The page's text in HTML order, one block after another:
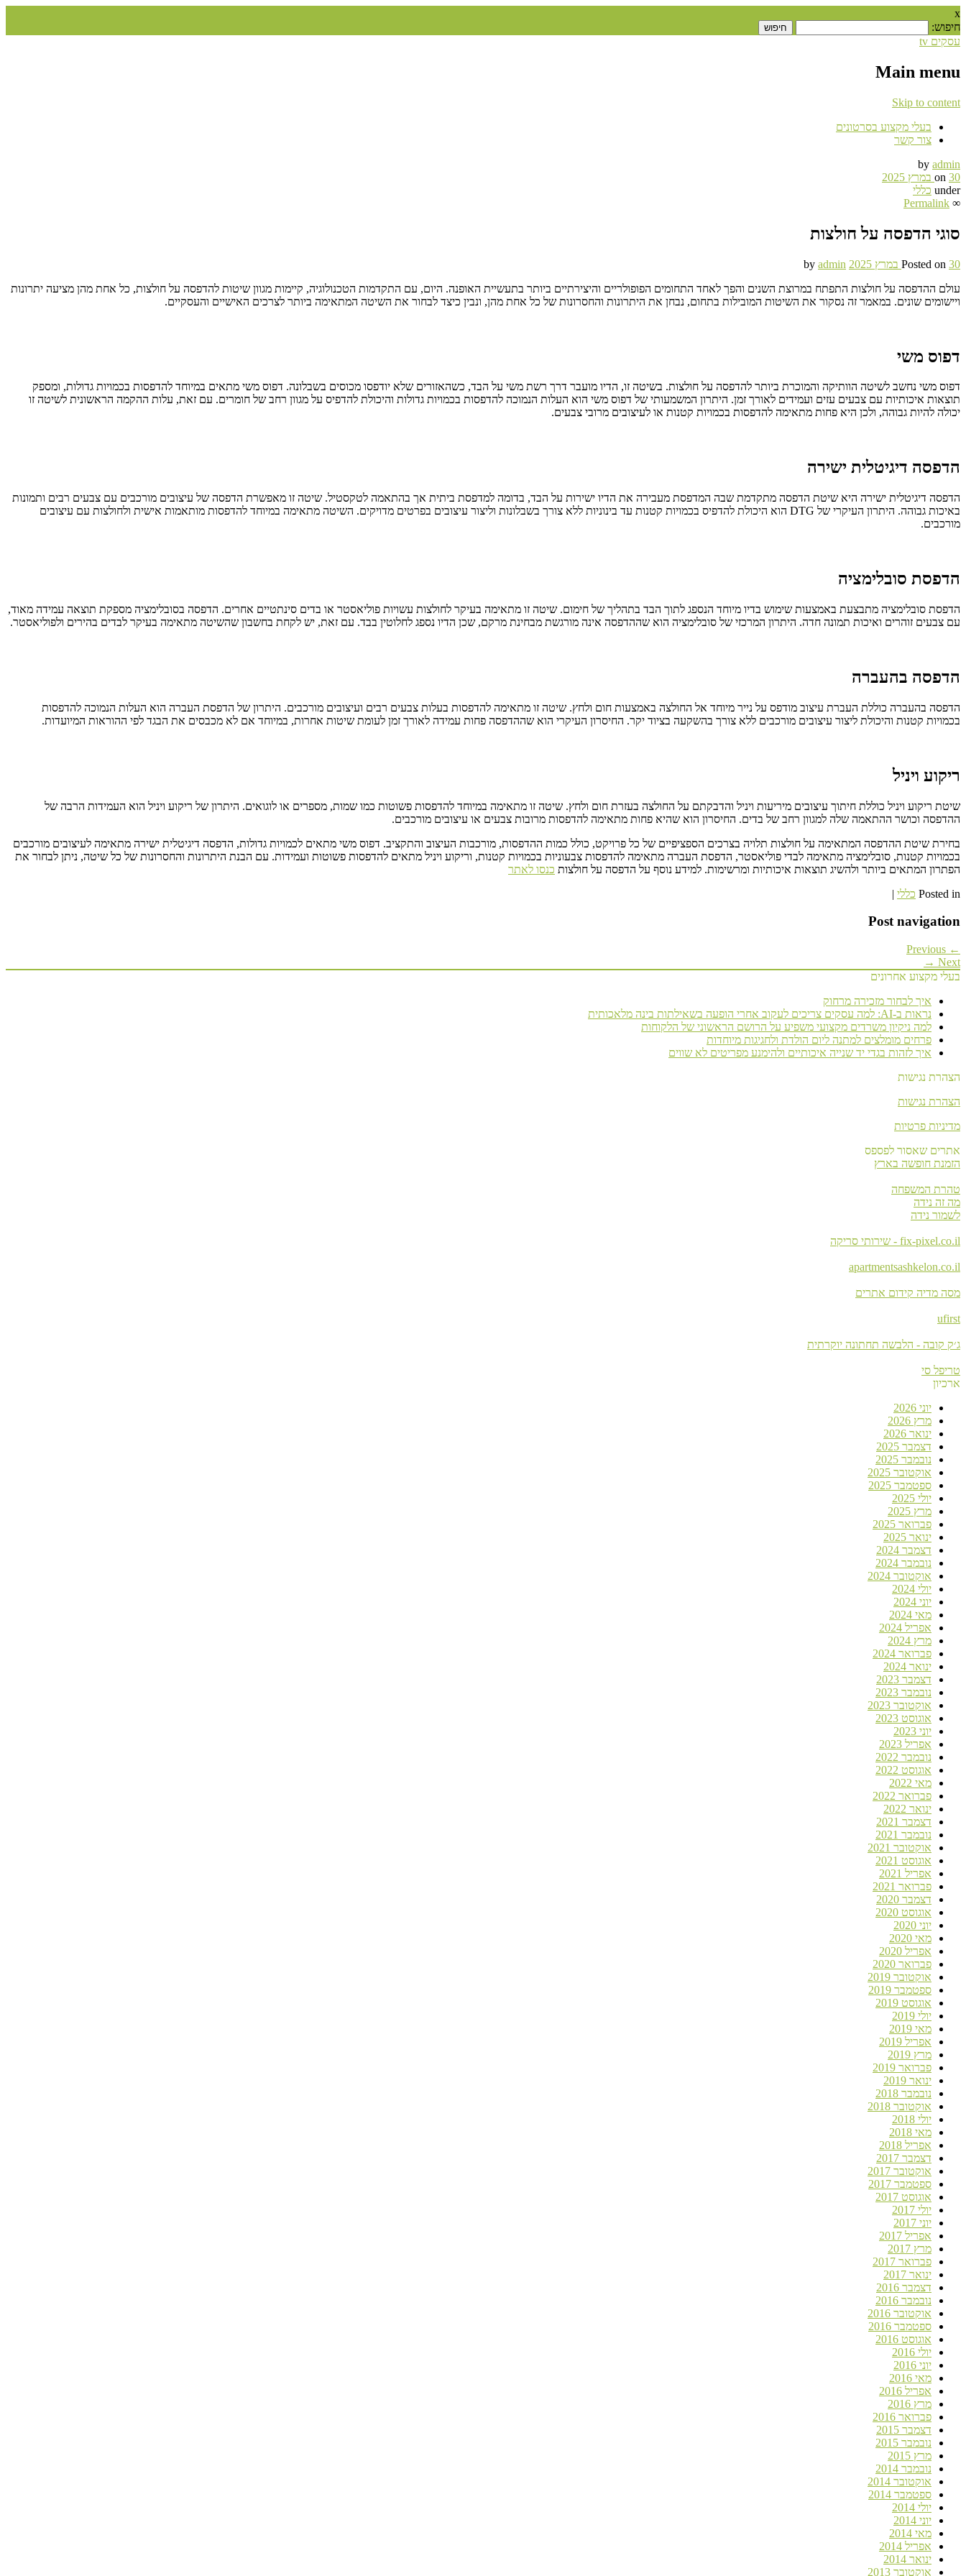
x
חיפוש:
עסקים tv
Main menu
Skip to content
בעלי מקצוע בסרטונים
צור קשר
by admin
on 30 במרץ 2025
under כללי
∞
Permalink
סוגי הדפסה על חולצות
Posted on 30 במרץ 2025 by admin
עולם ההדפסה על חולצות התפתח במרוצת השנים והפך לאחד התחומים הפופולריים והיצירתיים ביותר בתעשיית האופנה. היום, עם התקדמות הטכנולוגיה, קיימות מגוון שיטות להדפסה על חולצות, כל אחת מהן מציעה יתרונות
ויישומים שונים. במאמר זה נסקור את השיטות המובילות בתחום, נבחן את היתרונות והחסרונות של כל אחת מהן, ונבין כיצד לבחור את השיטה המתאימה ביותר לצרכים האישיים והעסקיים.
דפוס משי
דפוס משי נחשב לשיטה הוותיקה והמוכרת ביותר להדפסה על חולצות. בשיטה זו, הדיו מועבר דרך רשת משי על הבד, כשהאזורים שלא יודפסו מכוסים בשבלונה. דפוס משי מתאים במיוחד להדפסות בכמויות גדולות, ומספק
תוצאות איכותיות עם צבעים עזים ועמידים לאורך זמן. היתרון המשמעותי של דפוס משי הוא העלות הנמוכה להדפסות בכמויות גדולות והיכולת להדפיס על מגוון רחב של חומרים. עם זאת, עלות ההקמה הראשונית לשיטה זו
יכולה להיות גבוהה, ולכן היא פחות מתאימה להדפסות בכמויות קטנות או לעיצובים מרובי צבעים.
הדפסה דיגיטלית ישירה
הדפסה דיגיטלית ישירה היא שיטת הדפסה מתקדמת שבה המדפסת מעבירה את הדיו ישירות על הבד, בדומה למדפסת ביתית אך בהתאמה לטקסטיל. שיטה זו מאפשרת הדפסה של עיצובים מורכבים עם צבעים רבים ותמונות
באיכות גבוהה. היתרון העיקרי של DTG הוא היכולת להדפיס בכמויות קטנות עד בינוניות ללא צורך בשבלונות וליצור עיצובים בפרטים מדויקים. השיטה מתאימה במיוחד להדפסות מותאמות אישית ולחולצות עם עיצובים
מורכבים.
הדפסת סובלימציה
הדפסת סובלימציה מתבצעת באמצעות שימוש בדיו מיוחד הנספג לתוך הבד בתהליך של חימום. שיטה זו מתאימה בעיקר לחולצות עשויות פוליאסטר או בדים סינתטיים אחרים. הדפסה בסובלימציה מספקת תוצאה עמידה מאוד,
עם צבעים זוהרים ואיכות תמונה חדה. היתרון המרכזי של סובלימציה הוא שההדפסה אינה מורגשת מבחינת מרקם, שכן הדיו נספג לחלוטין בבד. עם זאת, יש לקחת בחשבון שהשיטה מתאימה בעיקר לבדים בהירים ולפוליאסטר.
הדפסה בהעברה
הדפסה בהעברה כוללת העברת עיצוב מודפס על נייר מיוחד אל החולצה באמצעות חום ולחץ. שיטה זו מתאימה להדפסות בעלות צבעים רבים ועיצובים מורכבים. היתרון של הדפסת העברה הוא העלות הנמוכה להדפסות
בכמויות קטנות והיכולת ליצור עיצובים מורכבים ללא צורך בהשקעה בציוד יקר. החיסרון העיקרי הוא שההדפסה פחות עמידה לאורך זמן לעומת שיטות אחרות, במיוחד אם לא מכבסים את הבגד לפי ההוראות המיועדות.
ריקוע ויניל
שיטת ריקוע ויניל כוללת חיתוך עיצובים מיריעות ויניל והדבקתם על החולצה בעזרת חום ולחץ. שיטה זו מתאימה במיוחד להדפסות פשוטות כמו שמות, מספרים או לוגואים. היתרון של ריקוע ויניל הוא העמידות הרבה של
ההדפסה וכושר ההתאמה שלה למגוון רחב של בדים. החיסרון הוא שהיא פחות מתאימה להדפסות מרובות צבעים או עיצובים מורכבים.
בחירת שיטת ההדפסה המתאימה על חולצות תלויה בצרכים הספציפיים של כל פרויקט, כולל כמות ההדפסות, מורכבות העיצוב והתקציב. דפוס משי מתאים לכמויות גדולות, הדפסה דיגיטלית ישירה מתאימה לעיצובים מורכבים
בכמויות קטנות, סובלימציה מתאימה לבדי פוליאסטר, הדפסת העברה מתאימה להדפסות צבעוניות בכמויות קטנות, וריקוע ויניל מתאים להדפסות פשוטות ועמידות. עם הבנת היתרונות והחסרונות של כל שיטה, ניתן לבחור את
הפתרון המתאים ביותר ולהשיג תוצאות איכותיות ומרשימות. למידע נוסף על הדפסה על חולצות כנסו לאתר
Posted in כללי |
Post navigation
← Previous
Next →
בעלי מקצוע אחרונים
איך לבחור מזכירה מרחוק
נראות ב-AI: למה עסקים צריכים לעקוב אחרי הופעה בשאילתות בינה מלאכותית
למה ניקיון משרדים מקצועי משפיע על הרושם הראשוני של הלקוחות
פרחים מומלצים למתנה ליום הולדת ולחגיגות מיוחדות
איך לזהות בגדי יד שנייה איכותיים ולהימנע מפריטים לא שווים
הצהרת נגישות
הצהרת נגישות
מדיניות פרטיות
אתרים שאסור לפספס
הזמנת חופשה בארץ
טהרת המשפחה
מה זה נידה
לשמור נידה
fix-pixel.co.il - שירותי סריקה
apartmentsashkelon.co.il
מסה מדיה קידום אתרים
ufirst
ג׳ק קובה - הלבשה תחתונה יוקרתית
טריפל סי
ארכיון
יוני 2026
מרץ 2026
ינואר 2026
דצמבר 2025
נובמבר 2025
אוקטובר 2025
ספטמבר 2025
יולי 2025
מרץ 2025
פברואר 2025
ינואר 2025
דצמבר 2024
נובמבר 2024
אוקטובר 2024
יולי 2024
יוני 2024
מאי 2024
אפריל 2024
מרץ 2024
פברואר 2024
ינואר 2024
דצמבר 2023
נובמבר 2023
אוקטובר 2023
אוגוסט 2023
יוני 2023
אפריל 2023
נובמבר 2022
אוגוסט 2022
מאי 2022
פברואר 2022
ינואר 2022
דצמבר 2021
נובמבר 2021
אוקטובר 2021
אוגוסט 2021
אפריל 2021
פברואר 2021
דצמבר 2020
אוגוסט 2020
יוני 2020
מאי 2020
אפריל 2020
פברואר 2020
אוקטובר 2019
ספטמבר 2019
אוגוסט 2019
יולי 2019
מאי 2019
אפריל 2019
מרץ 2019
פברואר 2019
ינואר 2019
נובמבר 2018
אוקטובר 2018
יולי 2018
מאי 2018
אפריל 2018
דצמבר 2017
אוקטובר 2017
ספטמבר 2017
אוגוסט 2017
יולי 2017
יוני 2017
אפריל 2017
מרץ 2017
פברואר 2017
ינואר 2017
דצמבר 2016
נובמבר 2016
אוקטובר 2016
ספטמבר 2016
אוגוסט 2016
יולי 2016
יוני 2016
מאי 2016
אפריל 2016
מרץ 2016
פברואר 2016
דצמבר 2015
נובמבר 2015
מרץ 2015
נובמבר 2014
אוקטובר 2014
ספטמבר 2014
יולי 2014
יוני 2014
מאי 2014
אפריל 2014
ינואר 2014
אוקטובר 2013